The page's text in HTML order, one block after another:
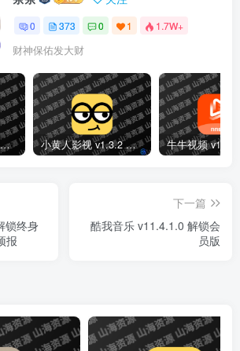
0 373 0 1 1.7W+
财神保佑发大财
永久影视(免费影视播放软件)v1.1.8 解锁去广告纯净版 小黄人影视 v1.3.2 免费高清影视剧集短剧去广告纯净版
锁终身
报
下一篇
酷我音乐 v11.4.1.0 解锁会
员版